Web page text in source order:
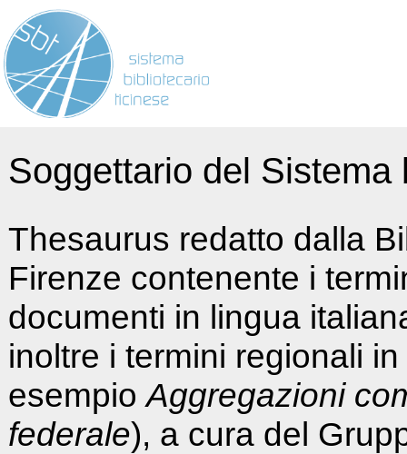
Soggettario del
Thesaurus redatto dalla
Firenze contenente i
documenti in lingua
inoltre i termini regionali
esempioAggregazioni
federale), a cura del